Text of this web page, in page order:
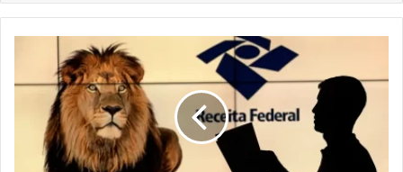
novas
declaração